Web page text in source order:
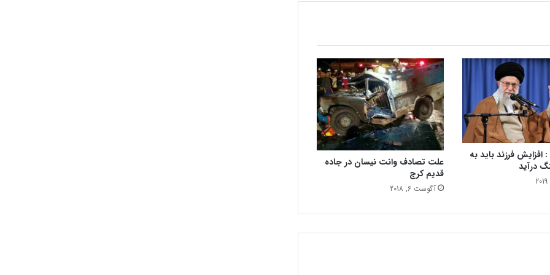
ا
ز
گ
ر
ز
ن
ب
ن
: افزایش فرزند باید به
درآید
علت تصادف وانت نیسان در جاده
قدیم کرج
آگوست 6, 2018